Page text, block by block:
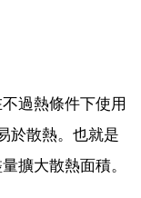
過熱條件下使用
於散熱。也就是
擴大散熱面積。